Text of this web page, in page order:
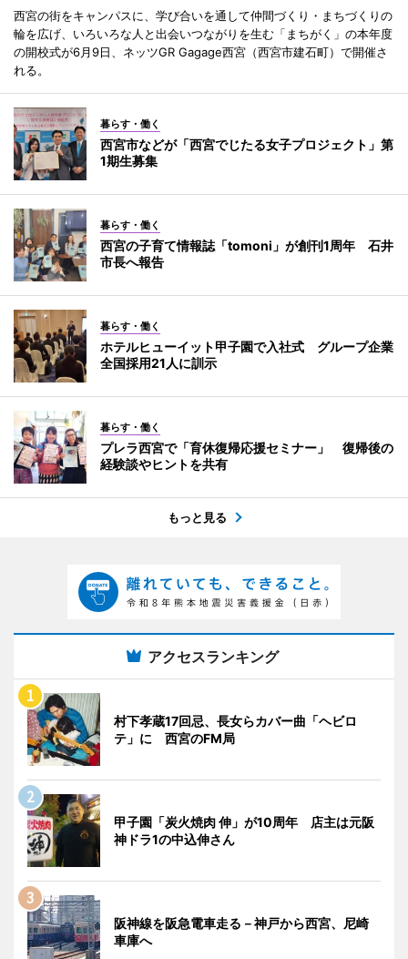
西宮の街をキャンパスに、学び合いを通して仲間づくり・まちづくりの
輪を広げ、いろいろな人と出会いつながりを生む「まちがく」の本年度
の開校式が6月9日、ネッツGR Gagage西宮（西宮市建石町）で開催さ
れる。
暮らす・働く
西宮市などが「西宮でじたる女子プロジェクト」第
1期生募集
暮らす・働く
西宮の子育て情報誌「tomoni」が創刊1周年 石井
市長へ報告
暮らす・働く
ホテルヒューイット甲子園で入社式 グループ企業
全国採用21人に訓示
暮らす・働く
プレラ西宮で「育休復帰応援セミナー」 復帰後の
経験談やヒントを共有
もっと見る
アクセスランキング
村下孝蔵17回忌、長女らカバー曲「ヘビロ
テ」に 西宮のFM局
甲子園「炭火焼肉 伸」が10周年 店主は元阪
神ドラ1の中込伸さん
阪神線を阪急電車走る－神戸から西宮、尼崎
車庫へ